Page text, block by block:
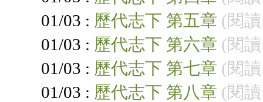
01/03 : 歷代志下 第五章 (閱
01/03 : 歷代志下 第六章 (閱
01/03 : 歷代志下 第七章 (閱
01/03 : 歷代志下 第八章 (閱